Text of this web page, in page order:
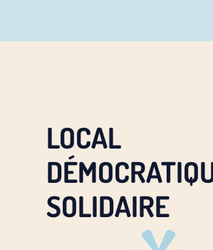
LOCAL
SOLIDAIRE